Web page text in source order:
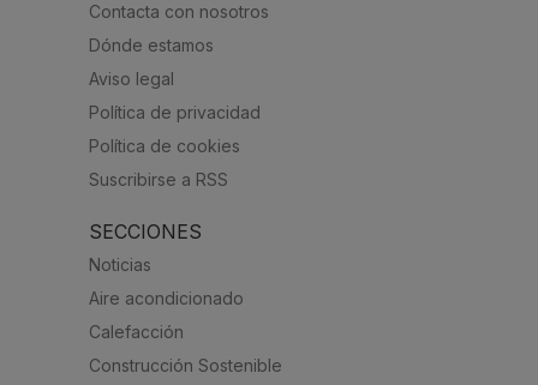
Contacta con nosotros
Dónde estamos
Aviso legal
Política de privacidad
Política de cookies
Suscribirse a RSS
SECCIONES
Noticias
Aire acondicionado
Calefacción
Construcción Sostenible